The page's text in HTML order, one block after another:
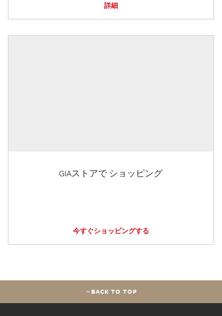
詳細
GIAストアで ショッピング
今すぐショッピングする
BACK TO TOP